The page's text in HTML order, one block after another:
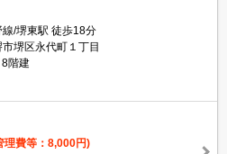
/堺東駅 徒歩18分
堺区永代町１丁目
8階建
理費等：8,000円)